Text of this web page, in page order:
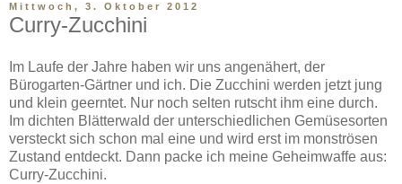
Mittwoch, 3. Oktober 2012
Curry-Zucchini
Im Laufe der Jahre haben wir uns angenähert, der
Bürogarten-Gärtner und ich. Die Zucchini werden jetzt jung
und klein geerntet. Nur noch selten rutscht ihm eine durch.
Im dichten Blätterwald der unterschiedlichen Gemüsesorten
versteckt sich schon mal eine und wird erst im monströsen
Zustand entdeckt. Dann packe ich meine Geheimwaffe aus:
Curry-Zucchini.